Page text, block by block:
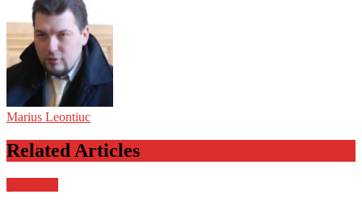
Marius Leontiuc
Related Articles